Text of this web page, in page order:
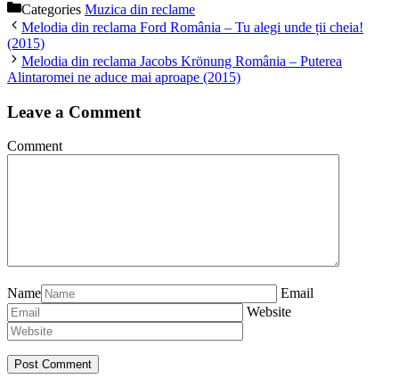
Categories Muzica din reclame
Melodia din reclama Ford România – Tu alegi unde ții cheia!
(2015)
Melodia din reclama Jacobs Krönung România – Puterea
Alintaromei ne aduce mai aproape (2015)
Leave a Comment
Comment
Name
Email
Website